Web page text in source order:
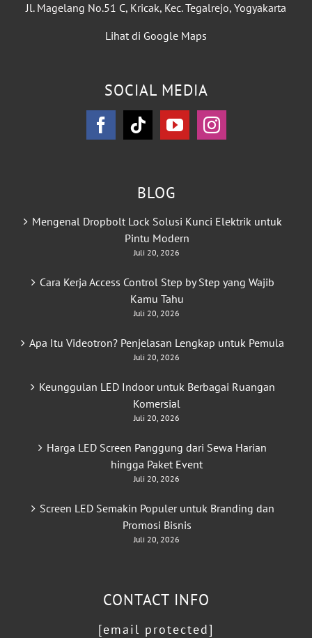
Jl. Magelang No.51 C, Kricak, Kec. Tegalrejo, Yogyakarta
Lihat di Google Maps
SOCIAL MEDIA
BLOG
Mengenal Dropbolt Lock Solusi Kunci Elektrik untuk
Pintu Modern
Juli 20, 2026
Cara Kerja Access Control Step by Step yang Wajib
Kamu Tahu
Juli 20, 2026
Apa Itu Videotron? Penjelasan Lengkap untuk Pemula
Juli 20, 2026
Keunggulan LED Indoor untuk Berbagai Ruangan
Komersial
Juli 20, 2026
Harga LED Screen Panggung dari Sewa Harian
hingga Paket Event
Juli 20, 2026
Screen LED Semakin Populer untuk Branding dan
Promosi Bisnis
Juli 20, 2026
CONTACT INFO
[email protected]